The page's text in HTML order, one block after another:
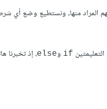
المراد منها، ونستطيع وضع أي
if وelse، إذ تخبرنا